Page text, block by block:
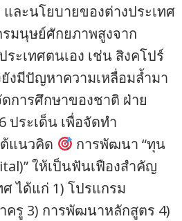
ละนโยบายของต่างประเทศ
มนุษย์ศักยภาพสูงจาก
ะเทศตนเอง เช่น สิงคโปร์
ยังมีปัญหาความเหลื่อมล้ำมา
ารศึกษาของชาติ ฝ่าย
ประเด็น เพื่อจัดทำ
แนวคิด
การพัฒนา “ทุน
ให้เป็นฟันเฟืองสำคัญ
ได้แก่ 1) โปรแกรม
ครู 3) การพัฒนาหลักสูตร 4)